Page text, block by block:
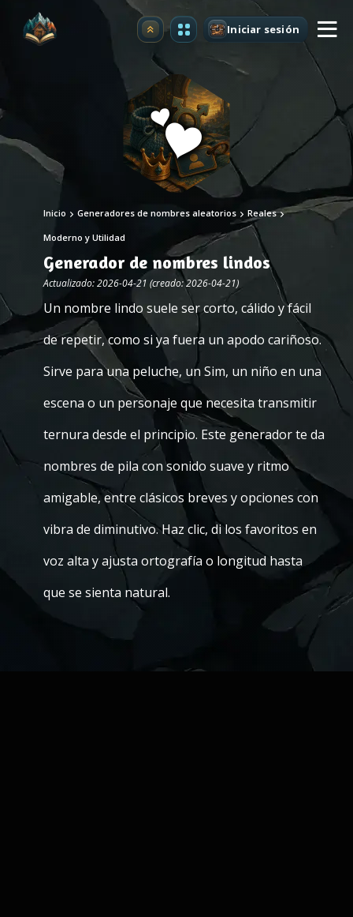
Mejorar Iniciar sesión
Inicio Generadores de nombres aleatorios Reales
Moderno y Utilidad
Generador de nombres lindos
Actualizado: 2026-04-21 (creado: 2026-04-21)
Un nombre lindo suele ser corto, cálido y fácil
de repetir, como si ya fuera un apodo cariñoso.
Sirve para una peluche, un Sim, un niño en una
escena o un personaje que necesita transmitir
ternura desde el principio. Este generador te da
nombres de pila con sonido suave y ritmo
amigable, entre clásicos breves y opciones con
vibra de diminutivo. Haz clic, di los favoritos en
voz alta y ajusta ortografía o longitud hasta
que se sienta natural.